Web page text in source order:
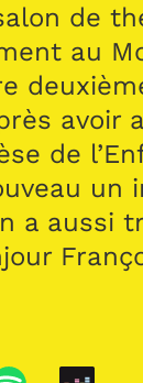
de
au
avoir
de
un
a aussi